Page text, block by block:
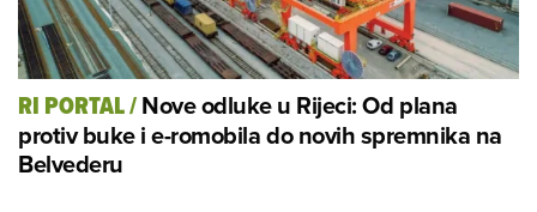
RI PORTAL/Nove odluke u Rijeci: Od plana
protiv buke i e-romobila do novih spremnika na
Belvederu